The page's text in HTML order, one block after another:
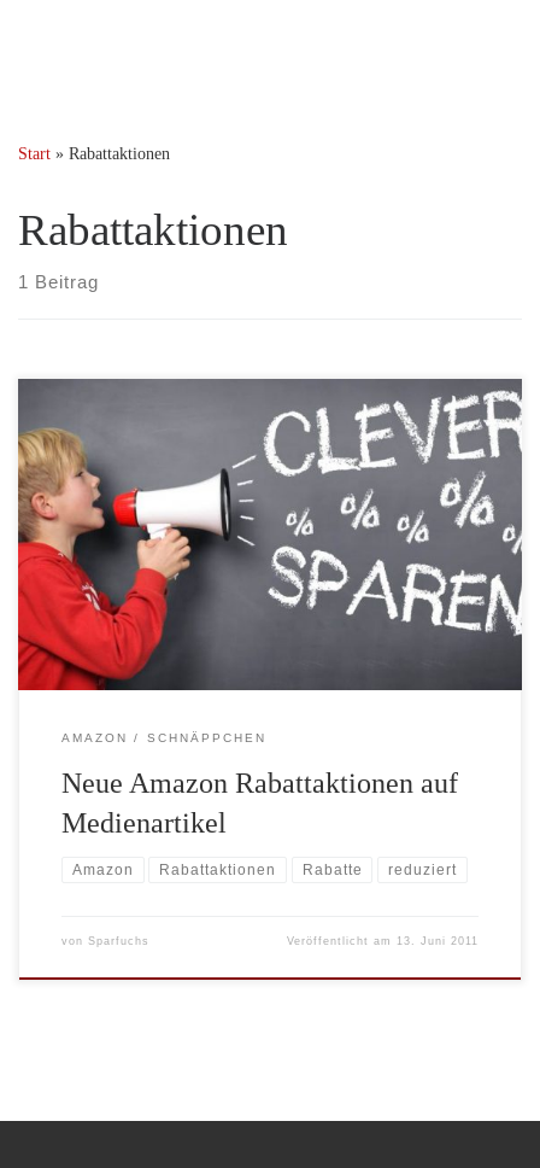
Start » Rabattaktionen
Rabattaktionen
1 Beitrag
Eine Reihe von neuen Rabatten hat Amazon auf speziellen
Aktions-Themenseiten gestartet. Die Angebote gelten nur für kurze
Zeit und solange der Vorrat reicht! Im Hörbuch-Sortiment sind
insgesamt 228 Hörbücher um mindestens 30% reduziert. Darunter
Bestseller wie „Millionär“ von Tommy Jaud für nur noch 7,30
Euro. Gamer werden sich besonders auf […]
AMAZON SCHNÄPPCHEN
Neue Amazon Rabattaktionen auf
Medienartikel
Amazon Rabattaktionen Rabatte reduziert
von Sparfuchs Veröffentlicht am 13. Juni 2011